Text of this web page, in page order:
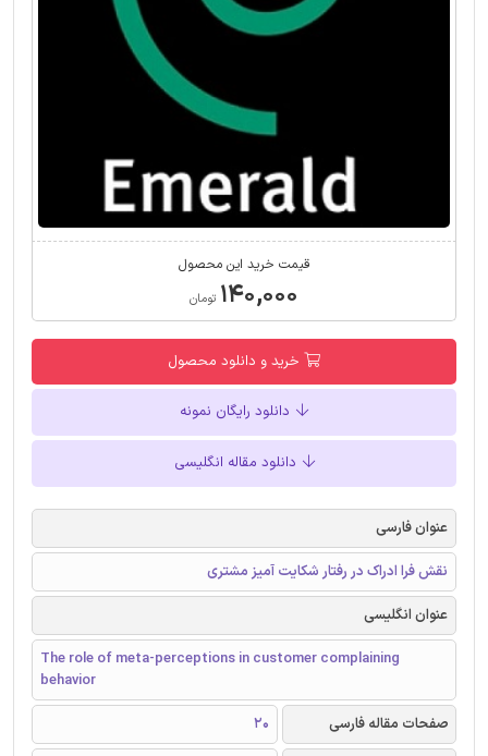
قیمت خرید این محصول
۱۴۰,۰۰۰ تومان
خرید و دانلود محصول
دانلود رایگان نمونه
دانلود مقاله انگلیسی
عنوان فارسی
نقش فرا ادراک در رفتار شکایت آمیز مشتری
عنوان انگلیسی
The role of meta-perceptions in customer complaining
behavior
صفحات مقاله فارسی
20